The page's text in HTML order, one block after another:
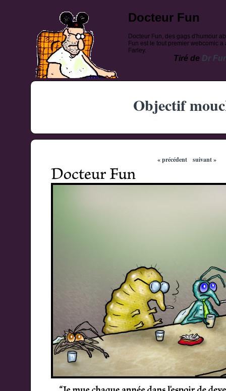
Docteur Fun
Docteur Fun, des gags d'humour
Fun est le tout premier webcomic
Farley.
Tiré de Dr
Objectif
« précédent suivant »